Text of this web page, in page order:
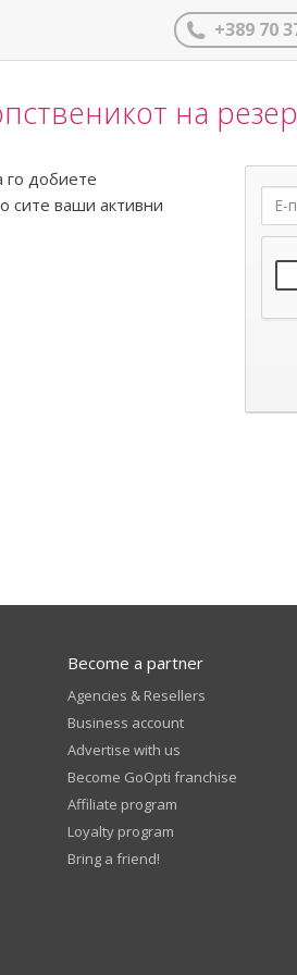
+389 70
на
го добиете
сите ваши активни
Become a partner
Agencies & Resellers
Business account
Advertise with us
Become GoOpti franchise
Affiliate program
Loyalty program
Bring a friend!